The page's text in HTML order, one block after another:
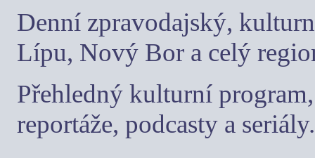
Denní zpravodajský,
Lípu, Nový Bor a celý
Přehledný kulturní
reportáže, podcasty a seriály.